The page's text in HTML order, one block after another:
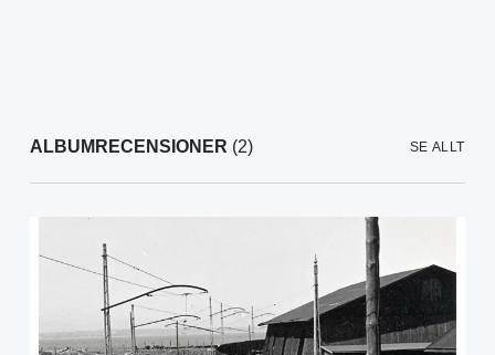
ALBUMRECENSIONER (2) SE ALLT